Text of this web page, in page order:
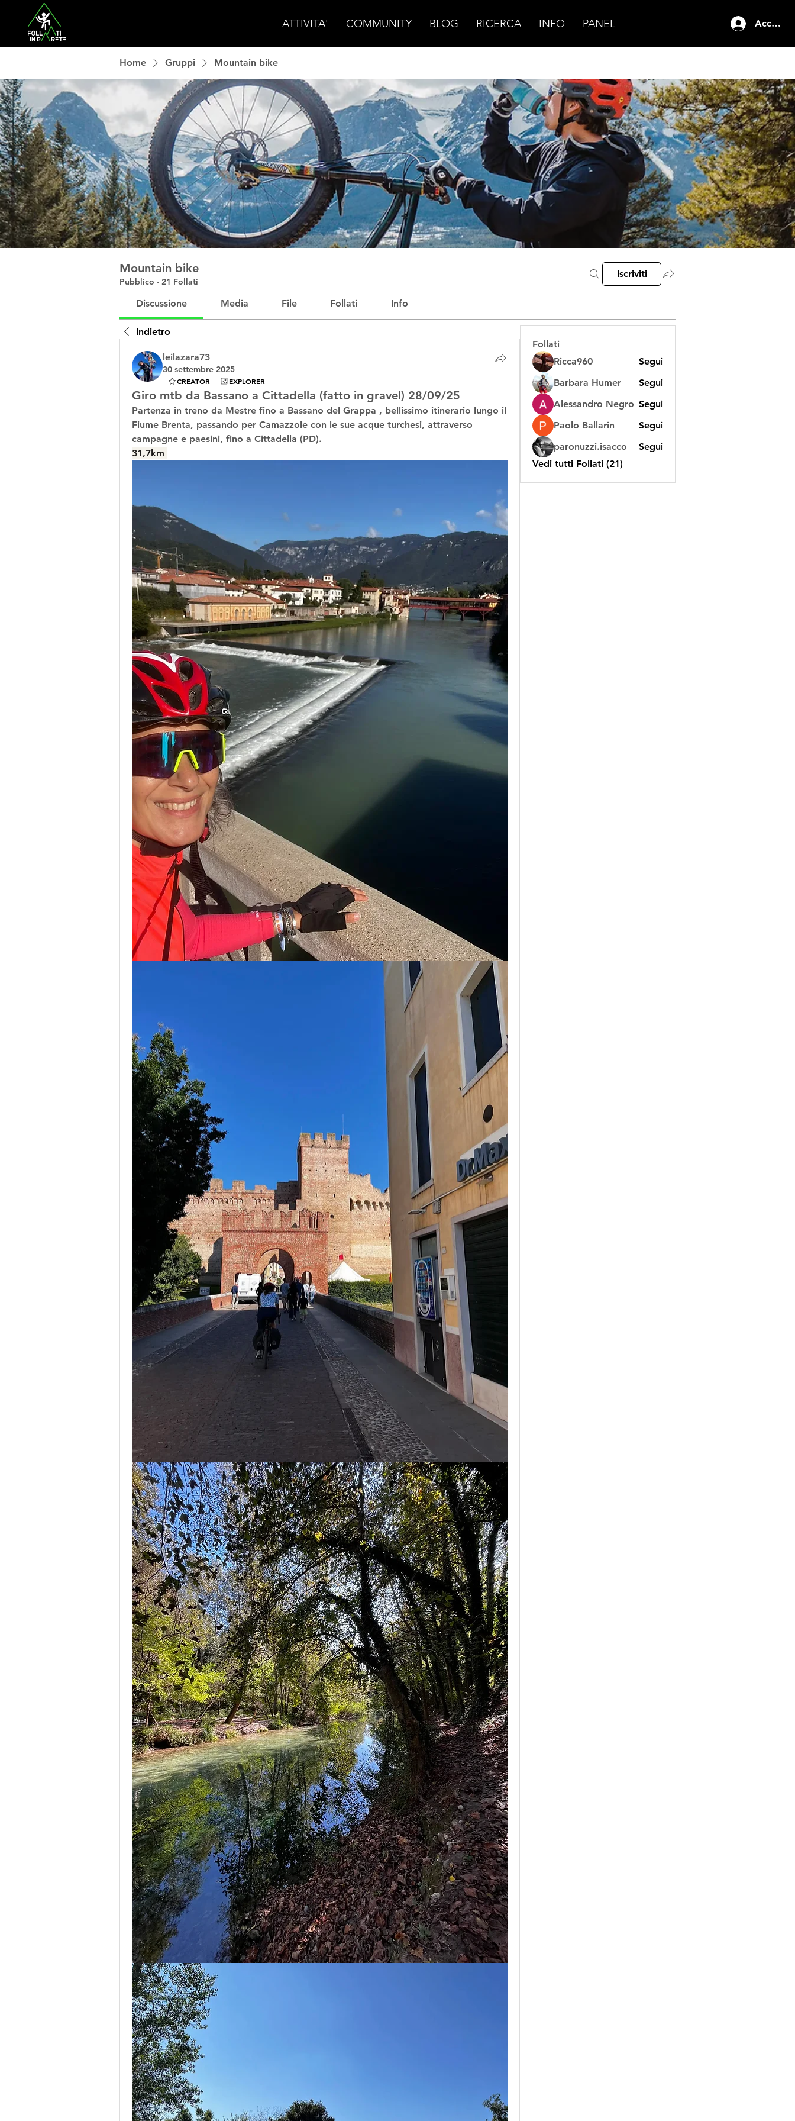
ATTIVITA' COMMUNITY BLOG RICERCA INFO PANEL Accedi
Home Gruppi Mountain bike
Mountain bike
Pubblico · 21 Follati
Iscriviti
Discussione Media File Follati Info
Indietro
leilazara73
30 settembre 2025
CREATOR EXPLORER
Giro mtb da Bassano a Cittadella (fatto in gravel) 28/09/25
Partenza in treno da Mestre fino a Bassano del Grappa , bellissimo itinerario lungo il
Fiume Brenta, passando per Camazzole con le sue acque turchesi, attraverso
campagne e paesini, fino a Cittadella (PD).
31,7km
Follati
Ricca960
Segui
Barbara Humer
Segui
Alessandro Negro Segui
Paolo Ballarin
Segui
paronuzzi.isacco
Segui
Vedi tutti Follati (21)